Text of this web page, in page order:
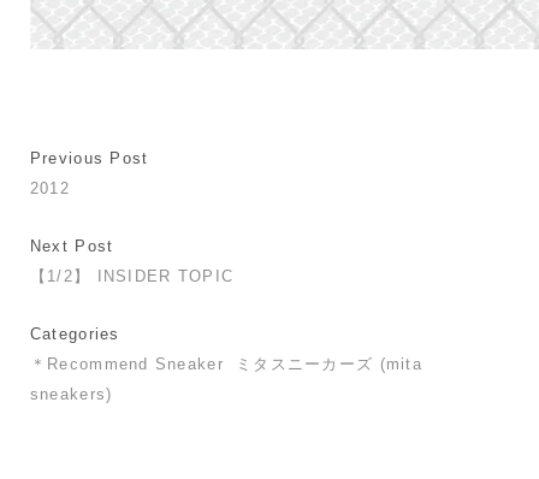
Previous Post
2012
Next Post
【1/2】 INSIDER TOPIC
Categories
＊Recommend Sneaker
ミタスニーカーズ (mita
sneakers)